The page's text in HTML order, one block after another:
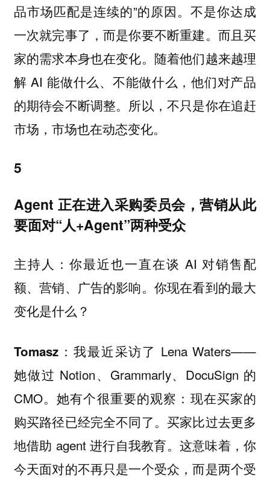
品市场匹配是连续的”的原因。不是你达成
一次就完事了，而是你要不断重建。而且买
家的需求本身也在变化。随着他们越来越理
解 AI 能做什么、不能做什么，他们对产品
的期待会不断调整。所以，不只是你在追赶
市场，市场也在动态变化。
5
Agent 正在进入采购委员会，营销从此
要面对“人+Agent”两种受众
主持人： 你最近也一直在谈 AI 对销售配
额、营销、广告的影响。你现在看到的最大
变化是什么？
Tomasz： 我最近采访了 Lena Waters——
她做过 Notion、Grammarly、DocuSign 的
CMO。她有个很重要的观察：现在买家的
购买路径已经完全不同了。买家比过去更多
地借助 agent 进行自我教育。这意味着，你
今天面对的不再只是一个受众，而是两个受